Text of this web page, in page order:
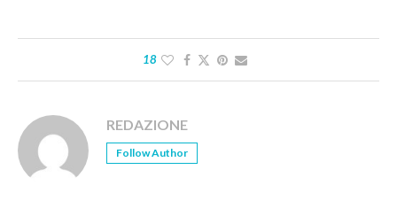
18
REDAZIONE
Follow Author